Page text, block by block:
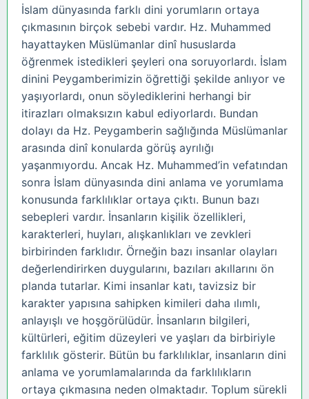
İslam dünyasında farklı dini yorumların ortaya
çıkmasının birçok sebebi vardır. Hz. Muhammed
hayattayken Müslümanlar dinî hususlarda
öğrenmek istedikleri şeyleri ona soruyorlardı. İslam
dinini Peygamberimizin öğrettiği şekilde anlıyor ve
yaşıyorlardı, onun söylediklerini herhangi bir
itirazları olmaksızın kabul ediyorlardı. Bundan
dolayı da Hz. Peygamberin sağlığında Müslümanlar
arasında dinî konularda görüş ayrılığı
yaşanmıyordu. Ancak Hz. Muhammed’in vefatından
sonra İslam dünyasında dini anlama ve yorumlama
konusunda farklılıklar ortaya çıktı. Bunun bazı
sebepleri vardır. İnsanların kişilik özellikleri,
karakterleri, huyları, alışkanlıkları ve zevkleri
birbirinden farklıdır. Örneğin bazı insanlar olayları
değerlendirirken duygularını, bazıları akıllarını ön
planda tutarlar. Kimi insanlar katı, tavizsiz bir
karakter yapısına sahipken kimileri daha ılımlı,
anlayışlı ve hoşgörülüdür. İnsanların bilgileri,
kültürleri, eğitim düzeyleri ve yaşları da birbiriyle
farklılık gösterir. Bütün bu farklılıklar, insanların dini
anlama ve yorumlamalarında da farklılıkların
ortaya çıkmasına neden olmaktadır. Toplum sürekli